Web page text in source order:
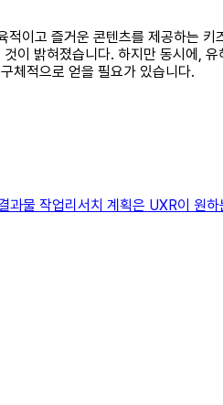
이고 즐거운 콘텐츠를 제공하는
이 밝혀졌습니다. 하지만 동시에,
체적으로 얻을 필요가 있습니다.
물 작업리서치 계획은 UXR이 원